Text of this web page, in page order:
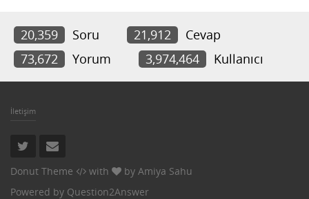
20,359 Soru 21,912
Cevap
73,672
Yorum 3,974,464 Kullanıcı
İletişim
Donut Theme with by Amiya Sahu
Powered by Question2Answer